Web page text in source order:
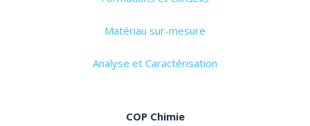
Matériau sur-mesure
Analyse et Caractérisation
COP Chimie